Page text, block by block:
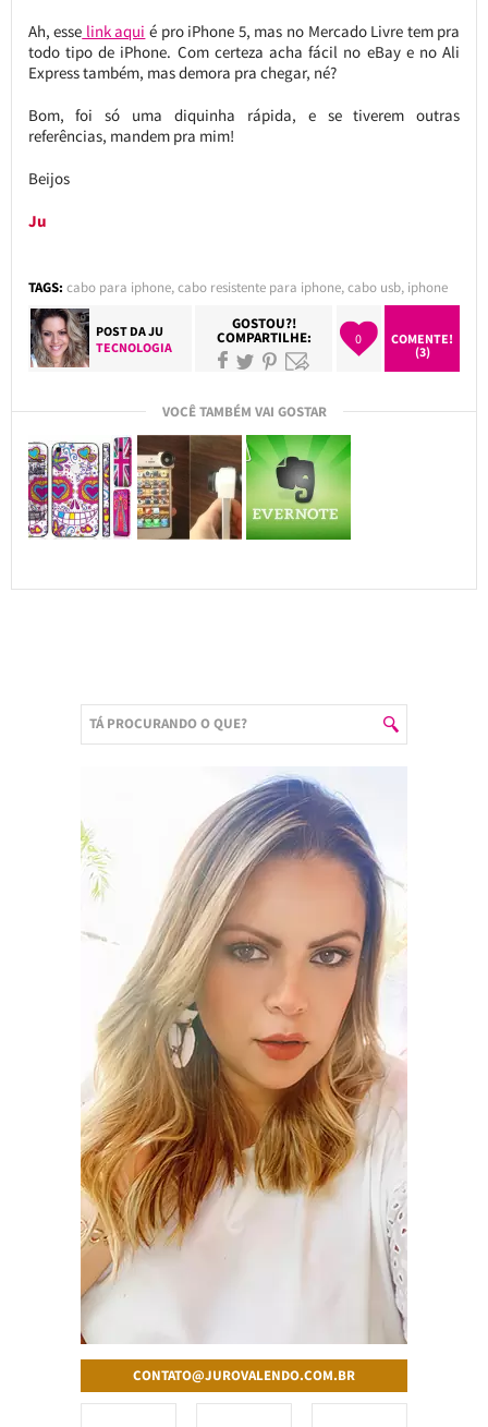
Ah, esse link aqui é pro iPhone 5, mas no Mercado Livre tem pra
todo tipo de iPhone. Com certeza acha fácil no eBay e no Ali
Express também, mas demora pra chegar, né?
Bom, foi só uma diquinha rápida, e se tiverem outras
referências, mandem pra mim!
Beijos
Ju
TAGS: cabo para iphone,cabo resistente para iphone,cabo usb, iphone
POST DAJU
TECNOLOGIA
GOSTOU?!
COMPARTILHE: 0
COMENTE!
(3)
VOCÊ TAMBÉM VAI GOSTAR
CONTATO@JUROVALENDO.COM.BR